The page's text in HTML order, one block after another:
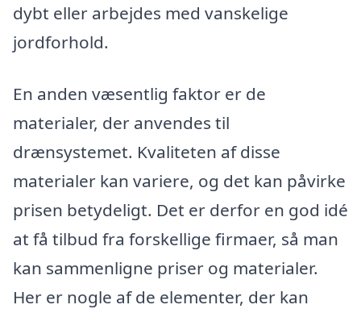
dybt eller arbejdes med vanskelige
jordforhold.
En anden væsentlig faktor er de
materialer, der anvendes til
drænsystemet. Kvaliteten af disse
materialer kan variere, og det kan påvirke
prisen betydeligt. Det er derfor en god idé
at få tilbud fra forskellige firmaer, så man
kan sammenligne priser og materialer.
Her er nogle af de elementer, der kan